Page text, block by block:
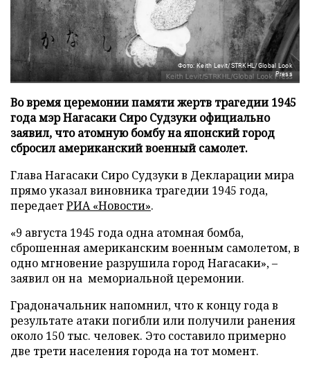
Фото: Keith Levit/STRKHL/Global Look
Press
Во время церемонии памяти жертв трагедии 1945
года мэр Нагасаки Сиро Судзуки официально
заявил, что атомную бомбу на японский город
сбросил американский военный самолет.
Глава Нагасаки Сиро Судзуки в Декларации мира
прямо указал виновника трагедии 1945 года,
передаетРИА «Новости».
«9 августа 1945 года одна атомная бомба,
сброшенная американским военным самолетом, в
одно мгновение разрушила город Нагасаки», –
заявил он на мемориальной церемонии.
Градоначальник напомнил, что к концу года в
результате атаки погибли или получили ранения
около 150 тыс. человек. Это составило примерно
две трети населения города на тот момент.